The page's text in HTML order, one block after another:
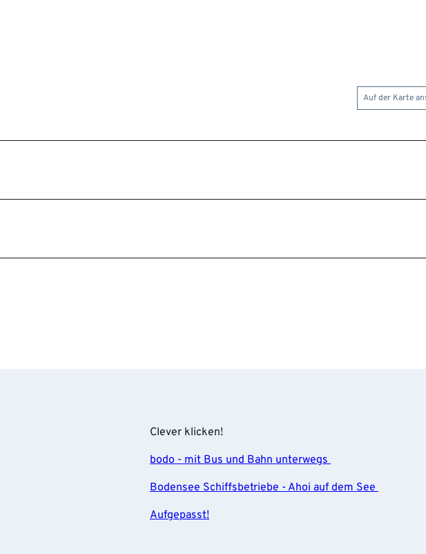
Auf der Karte
Clever klicken!
bodo - mit Bus und Bahn unterwegs
Bodensee Schiffsbetriebe - Ahoi auf dem See
Aufgepasst!